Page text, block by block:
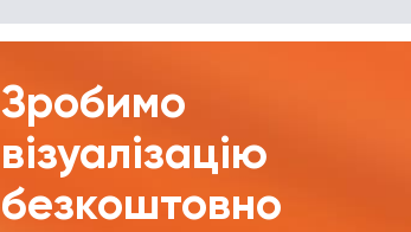
Зробимо
візуалізацію
безкоштовно